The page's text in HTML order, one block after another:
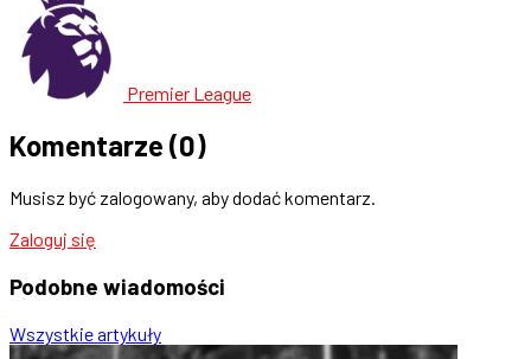
Premier League
Komentarze (0)
Musisz być zalogowany, aby dodać komentarz.
Zaloguj się
Podobne wiadomości
Wszystkie artykuły